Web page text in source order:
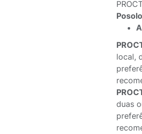
local,
duas